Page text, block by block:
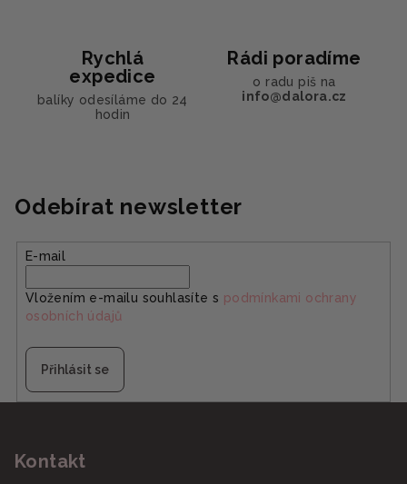
Rychlá
expedice
balíky odesíláme do 24
hodin
Rádi poradíme
o radu piš na
info@dalora.cz
Odebírat newsletter
E-mail
Vložením e-mailu souhlasíte s podmínkami ochrany
osobních údajů
Přihlásit se
Kontakt